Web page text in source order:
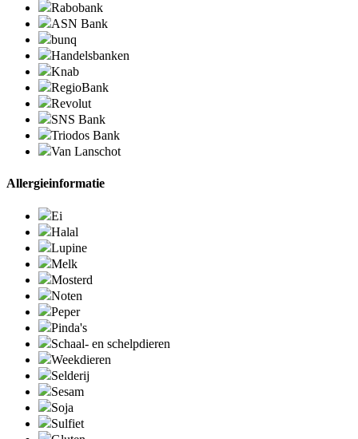
Rabobank
ASN Bank
bunq
Handelsbanken
Knab
RegioBank
Revolut
SNS Bank
Triodos Bank
Van Lanschot
Allergieinformatie
Ei
Halal
Lupine
Melk
Mosterd
Noten
Peper
Pinda's
Schaal- en schelpdieren
Weekdieren
Selderij
Sesam
Soja
Sulfiet